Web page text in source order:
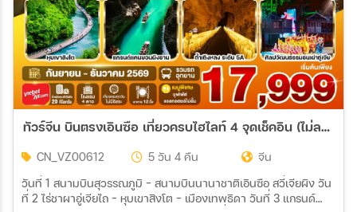
ทัวร์จีน บินตรงเอินซือ เที่ยวครบไฮไลท์ 4 จุดเช็คอิน (ไม่ลงร้านช้อป) 5วัน 4คืน (VZ)
CN_VZ00612 5 วัน 4 คืน
จีน
วันที่ 1 สนามบินสุวรรณภูมิ - สนามบินนานาชาติเอินซือ สวี่เจียผิง วัน
ที่ 2 ไร่ชาผาอู่เจียไถ - หุบเขาสิงโต - เมืองเทพธิดา วันที่ 3 แกรนด์